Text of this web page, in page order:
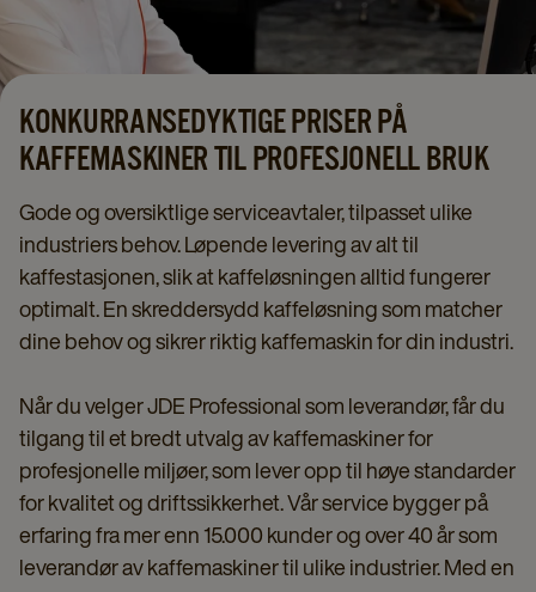
KONKURRANSEDYKTIGE PRISER PÅ
KAFFEMASKINER TIL PROFESJONELL BRUK
Gode og oversiktlige serviceavtaler, tilpasset ulike
industriers behov. Løpende levering av alt til
kaffestasjonen, slik at kaffeløsningen alltid fungerer
optimalt. En skreddersydd kaffeløsning som matcher
dine behov og sikrer riktig kaffemaskin for din industri.
Når du velger JDE Professional som leverandør, får du
tilgang til et bredt utvalg av kaffemaskiner for
profesjonelle miljøer, som lever opp til høye standarder
for kvalitet og driftssikkerhet. Vår service bygger på
erfaring fra mer enn 15.000 kunder og over 40 år som
leverandør av kaffemaskiner til ulike industrier. Med en